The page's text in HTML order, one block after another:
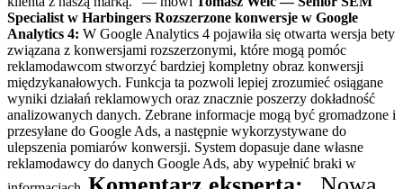
Specialist w Harbingers Rozszerzone konwersje w Google
Analytics 4: W Google Analytics 4 pojawiła się otwarta wersja bety
związana z konwersjami rozszerzonymi, które mogą pomóc
reklamodawcom stworzyć bardziej kompletny obraz konwersji
międzykanałowych. Funkcja ta pozwoli lepiej zrozumieć osiągane
wyniki działań reklamowych oraz znacznie poszerzy dokładność
analizowanych danych. Zebrane informacje mogą być gromadzone i
przesyłane do Google Ads, a następnie wykorzystywane do
ulepszenia pomiarów konwersji. System dopasuje dane własne
reklamodawcy do danych Google Ads, aby wypełnić braki w